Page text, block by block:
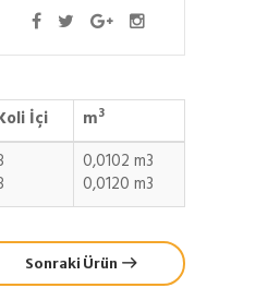
İçi m3
0,0102 m3
0,0120 m3
Sonraki Ürün